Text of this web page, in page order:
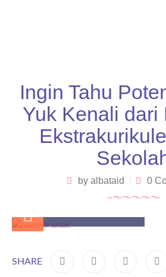
Ingin Tahu
Yuk Kenali dari
by albataid 0
SHARE